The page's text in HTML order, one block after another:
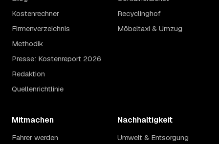
Kostenrechner
Firmenverzeichnis
Methodik
Presse: Kostenreport 2026
Redaktion
Quellenrichtlinie
Recyclinghof
Möbeltaxi & Umzug
Mitmachen
Fahrer werden
Nachhaltigkeit
Umwelt & Entsorgung